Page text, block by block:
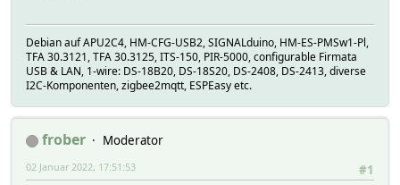
Debian auf APU2C4, HM-CFG-USB2, SIGNALduino, HM-ES-PMSw1-Pl,
TFA 30.3121, TFA 30.3125, ITS-150, PIR-5000, configurable Firmata
USB & LAN, 1-wire: DS-18B20, DS-18S20, DS-2408, DS-2413, diverse
I2C-Komponenten, zigbee2mqtt, ESPEasy etc.
frober
Moderator
#1
02 Januar 2022, 17:51:53